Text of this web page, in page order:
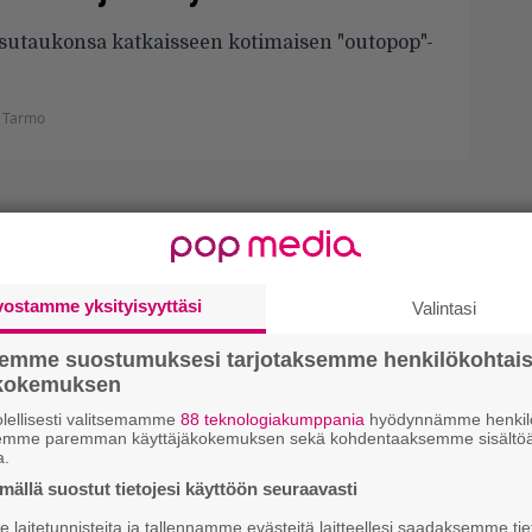
katkaisseen kotimaisen "outopop"-
yksityisyyttäsi Valintasi
suostumuksesi tarjotaksemme
valitsemamme 88 teknologiakumppania hyödynnämme
paremman käyttäjäkokemuksen sekä kohdentaaksemme
suostut tietojesi käyttöön seuraavasti
laitetunnisteita ja tallennamme evästeitä laitteellesi saadaksemme